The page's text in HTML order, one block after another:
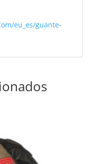
eu_es/guante-